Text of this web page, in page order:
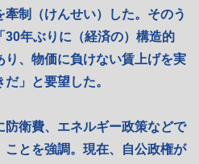
制（けんせい）した。そのう
30年ぶりに（経済の）構造的
、物価に負けない賃上げを実
」と要望した。
防衛費、エネルギー政策などで
ことを強調。現在、自公政権が